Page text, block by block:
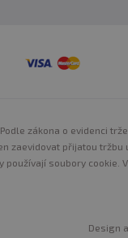
jako u
Podle zákona o evidenci
zaevidovat přijatou tržbu
používají soubory cookie.
Design